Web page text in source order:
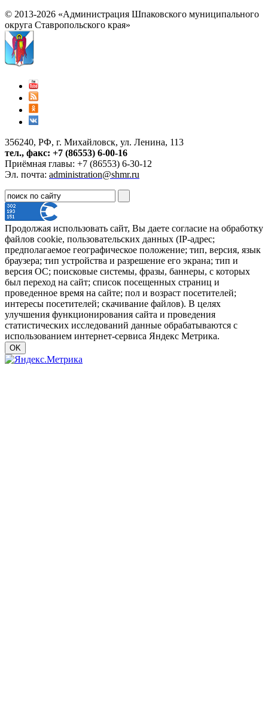
© 2013-2026 «Администрация Шпаковского муниципального
округа Ставропольского края»
356240, РФ, г. Михайловск, ул. Ленина, 113
тел., факс: +7 (86553) 6-00-16
Приёмная главы: +7 (86553) 6-30-12
Эл. почта: administration@shmr.ru
Продолжая использовать сайт, Вы даете согласие на обработку
файлов cookie, пользовательских данных (IP-адрес;
предполагаемое географическое положение; тип, версия, язык
браузера; тип устройства и разрешение его экрана; тип и
версия ОС; поисковые системы, фразы, баннеры, с которых
был переход на сайт; список посещенных страниц и
проведенное время на сайте; пол и возраст посетителей;
интересы посетителей; скачивание файлов). В целях
улучшения функционирования сайта и проведения
статистических исследований данные обрабатываются с
использованием интернет-сервиса Яндекс Метрика.
OK